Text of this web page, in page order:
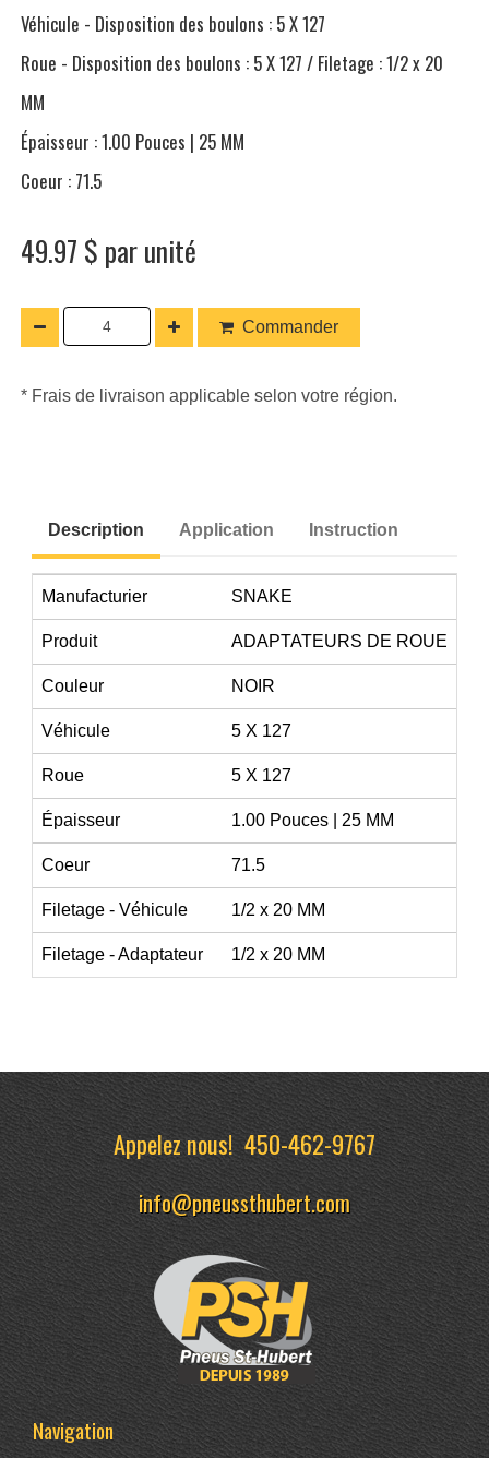
Véhicule - Disposition des boulons : 5 X 127
Roue - Disposition des boulons : 5 X 127 / Filetage : 1/2 x 20
MM
Épaisseur : 1.00 Pouces | 25 MM
Coeur : 71.5
49.97 $ par unité
Commander
* Frais de livraison applicable selon votre région.
Description Application Instruction
Manufacturier SNAKE
Produit ADAPTATEURS DE ROUE
Couleur NOIR
Véhicule 5 X 127
Roue 5 X 127
Épaisseur 1.00 Pouces | 25 MM
Coeur 71.5
Filetage - Véhicule 1/2 x 20 MM
Filetage - Adaptateur 1/2 x 20 MM
Appelez nous!450-462-9767
info@pneussthubert.com
Navigation